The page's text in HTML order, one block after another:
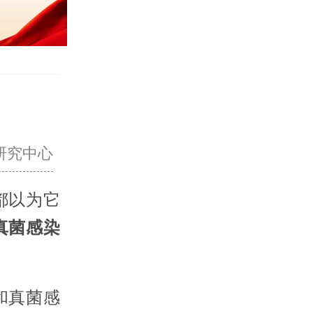
究中心
以为它
菌感染
真菌感